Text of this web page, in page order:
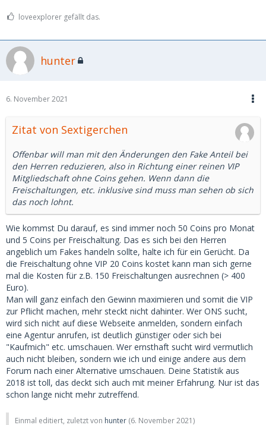
loveexplorer gefällt das.
hunter
6. November 2021
Zitat von Sextigerchen
Offenbar will man mit den Änderungen den Fake Anteil bei
den Herren reduzieren, also in Richtung einer reinen VIP
Mitgliedschaft ohne Coins gehen. Wenn dann die
Freischaltungen, etc. inklusive sind muss man sehen ob sich
das noch lohnt.
Wie kommst Du darauf, es sind immer noch 50 Coins pro Monat
und 5 Coins per Freischaltung. Das es sich bei den Herren
angeblich um Fakes handeln sollte, halte ich für ein Gerücht. Da
die Freischaltung ohne VIP 20 Coins kostet kann man sich gerne
mal die Kosten für z.B. 150 Freischaltungen ausrechnen (> 400
Euro).
Man will ganz einfach den Gewinn maximieren und somit die VIP
zur Pflicht machen, mehr steckt nicht dahinter. Wer ONS sucht,
wird sich nicht auf diese Webseite anmelden, sondern einfach
eine Agentur anrufen, ist deutlich günstiger oder sich bei
"Kaufmich" etc. umschauen. Wer ernsthaft sucht wird vermutlich
auch nicht bleiben, sondern wie ich und einige andere aus dem
Forum nach einer Alternative umschauen. Deine Statistik aus
2018 ist toll, das deckt sich auch mit meiner Erfahrung. Nur ist das
schon lange nicht mehr zutreffend.
Einmal editiert, zuletzt von hunter (6. November 2021)